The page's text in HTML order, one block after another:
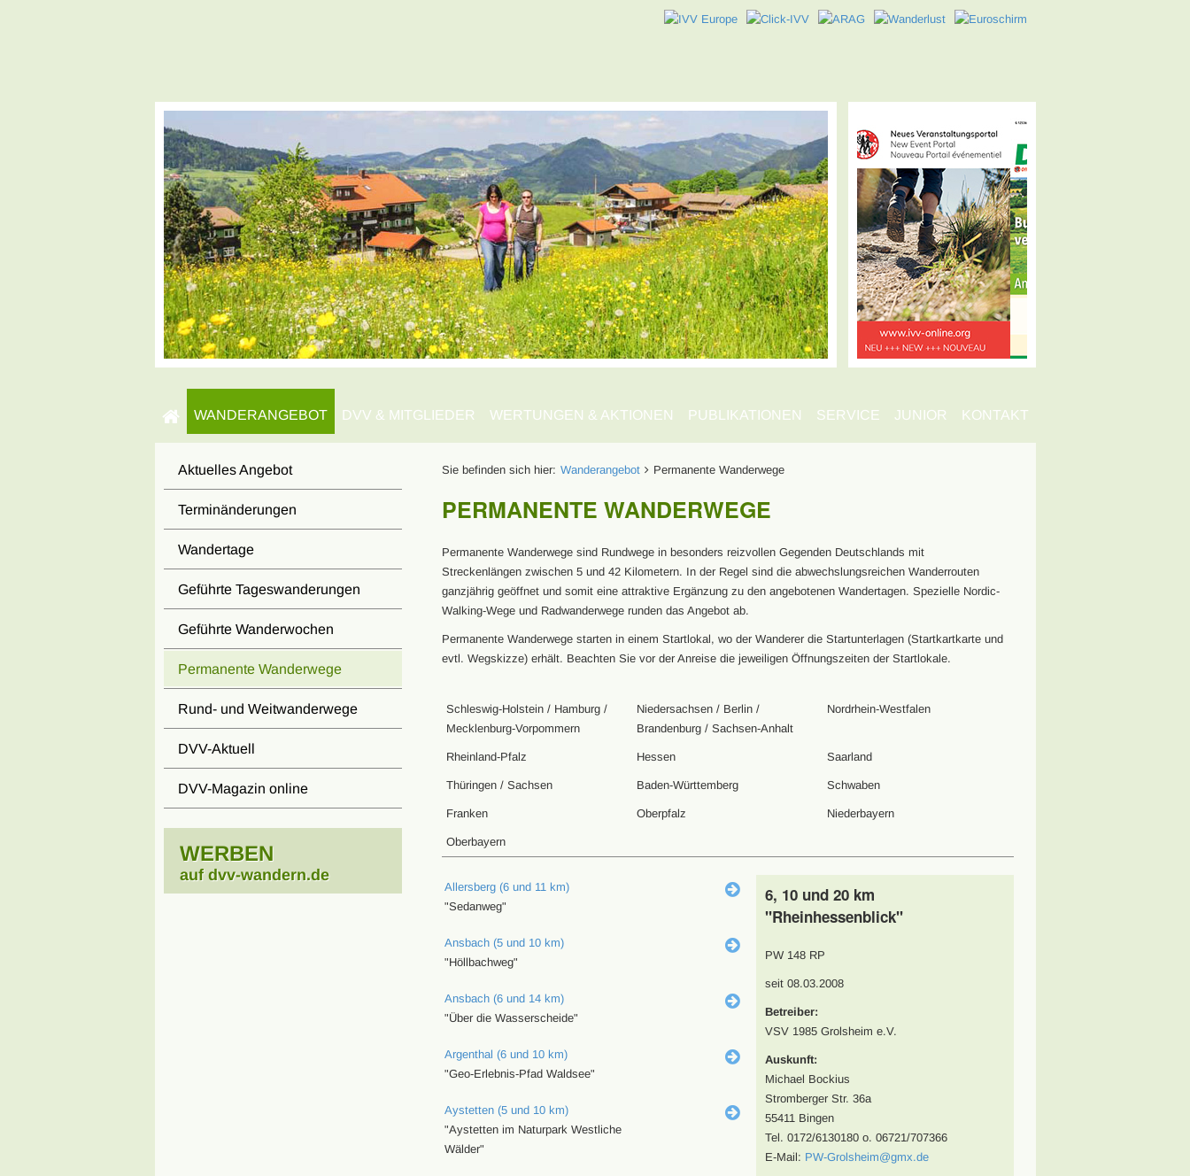
WANDERANGEBOT DVV & MITGLIEDER WERTUNGEN & AKTIONEN PUBLIKATIONEN SERVICE JUNIOR KONTAKT
Sie befinden sich hier: Wanderangebot Permanente Wanderwege
PERMANENTE WANDERWEGE
Permanente Wanderwege sind Rundwege in besonders reizvollen Gegenden Deutschlands mit
Streckenlängen zwischen 5 und 42 Kilometern. In der Regel sind die abwechslungsreichen Wanderrouten
ganzjährig geöffnet und somit eine attraktive Ergänzung zu den angebotenen Wandertagen. Spezielle Nordic-
Walking-Wege und Radwanderwege runden das Angebot ab.
Permanente Wanderwege starten in einem Startlokal, wo der Wanderer die Startunterlagen (Startkartkarte und
evtl. Wegskizze) erhält. Beachten Sie vor der Anreise die jeweiligen Öffnungszeiten der Startlokale.
Schleswig-Holstein / Hamburg /
Mecklenburg-Vorpommern
Niedersachsen / Berlin /
Brandenburg / Sachsen-Anhalt
Nordrhein-Westfalen
Rheinland-Pfalz Hessen Saarland
Thüringen / Sachsen Baden-Württemberg Schwaben
Franken Oberpfalz Niederbayern
Oberbayern
Allersberg (6 und 11 km)
"Sedanweg"
Ansbach (5 und 10 km)
"Höllbachweg"
Ansbach (6 und 14 km)
"Über die Wasserscheide"
Argenthal (6 und 10 km)
"Geo-Erlebnis-Pfad Waldsee"
Aystetten (5 und 10 km)
"Aystetten im Naturpark Westliche
Wälder"
6, 10 und 20 km
"Rheinhessenblick"
PW 148 RP
seit 08.03.2008
Betreiber:
VSV 1985 Grolsheim e.V.
Auskunft:
Michael Bockius
Stromberger Str. 36a
55411 Bingen
Tel. 0172/6130180 o. 06721/707366
E-Mail: PW-Grolsheim@gmx.de
Aktuelles Angebot
Terminänderungen
Wandertage
Geführte Tageswanderungen
Geführte Wanderwochen
Permanente Wanderwege
Rund- und Weitwanderwege
DVV-Aktuell
DVV-Magazin online
WERBEN
auf dvv-wandern.de